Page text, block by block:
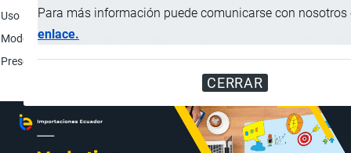
Para más información puede comunicarse con nosotros
enlace.
CERRAR
Uso
Acuícola; Reduce la materia orgánica acumulada
Modo de aplicación
Presentación
Bolsas aluminizadas con 250 g o 1 Kg; Balde